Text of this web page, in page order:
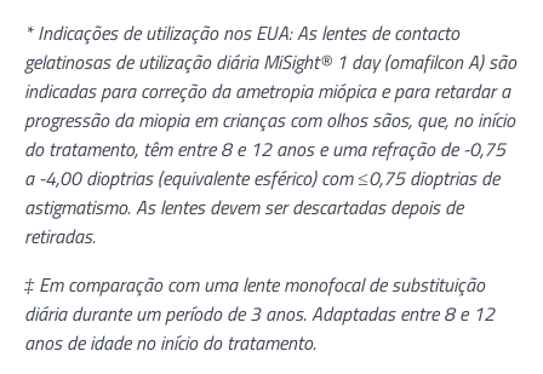
* Indicações de utilização nos EUA: As lentes de contacto
gelatinosas de utilização diária MiSight® 1 day (omafilcon A) são
indicadas para correção da ametropia miópica e para retardar a
progressão da miopia em crianças com olhos sãos, que, no início
do tratamento, têm entre 8 e 12 anos e uma refração de -0,75
a -4,00 dioptrias (equivalente esférico) com ≤0,75 dioptrias de
astigmatismo. As lentes devem ser descartadas depois de
retiradas.
‡ Em comparação com uma lente monofocal de substituição
diária durante um período de 3 anos. Adaptadas entre 8 e 12
anos de idade no início do tratamento.